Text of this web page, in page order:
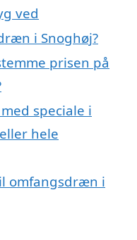
ved
i Snoghøj?
prisen på
speciale i
hele
omfangsdræn i